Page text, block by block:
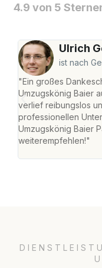
4.9 von 5
Ulrich
ist nach
"Ein großes
Umzugskönig Baier
verlief reibungslos
professionellen
Umzugskönig Baier
weiterempfehlen!"